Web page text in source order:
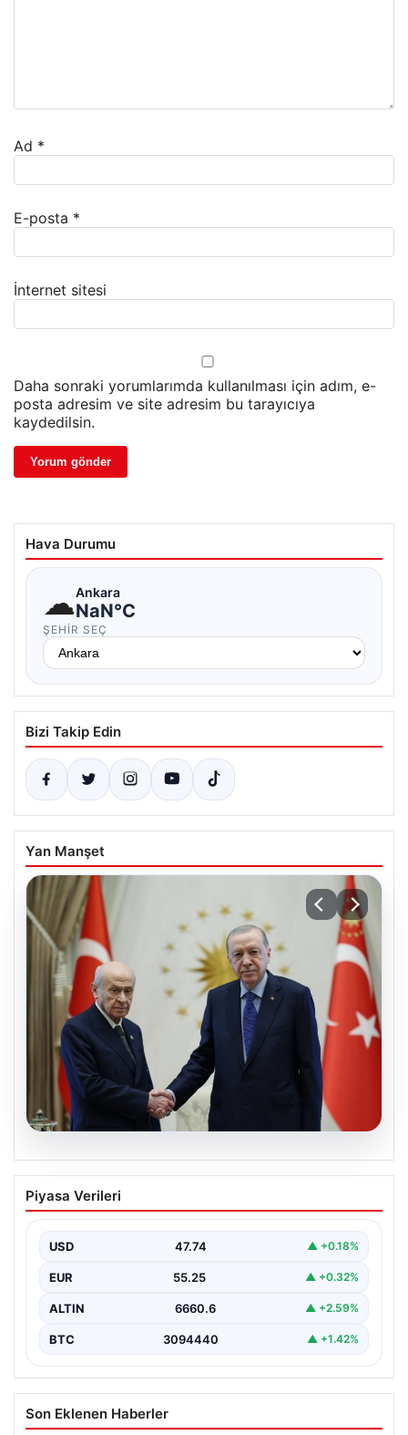
Ad *
E-posta *
İnternet sitesi
Daha sonraki yorumlarımda kullanılması için adım, e-
posta adresim ve site adresim bu tarayıcıya
kaydedilsin.
Hava Durumu
☁Ankara
NaN°C
ŞEHIR SEÇ
Bizi Takip Edin
Yan Manşet
Cumhurbaşkanı Erdoğan, Devlet
Bahçeli ile görüştü
Piyasa Verileri
USD 47.74 ▲ +0.18%
EUR 55.25 ▲ +0.32%
ALTIN 6660.6 ▲ +2.59%
BTC 3094440 ▲ +1.42%
Son Eklenen Haberler